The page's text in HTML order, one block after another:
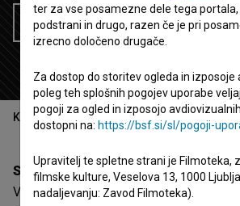
Želim si ogledati ta film
Kazalo
Sinopsis
Vojna brez sovraštva je slovenski
ter za vse posamezne dele tega
podstrani in drugo, razen če je pri
izrecno določeno drugače.
Za dostop do storitev ogleda in izposoje
poleg teh splošnih pogojev uporabe
pogoji za ogled in izposojo
dostopni na: https://bsf.si/sl/pogoji-
Upravitelj te spletne strani je Filmoteka,
filmske kulture, Veselova 13, 1000
nadaljevanju: Zavod Filmoteka).